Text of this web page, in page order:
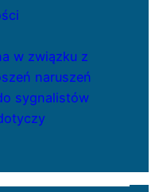
w związku z
naruszeń
sygnalistów